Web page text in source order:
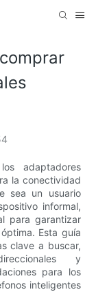
adaptadores
la conectividad
sea un usuario
informal,
para garantizar
Esta guía
clave a buscar,
y
para los
inteligentes